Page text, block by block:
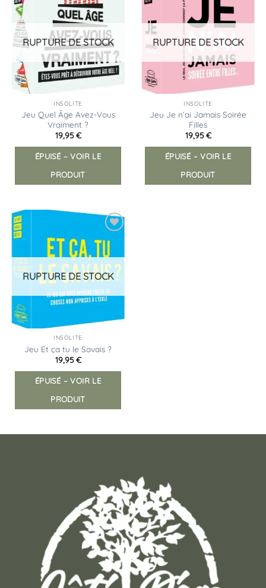
Ajouter
à la
liste
d’envies
RUPTURE DE STOCK
INSOLITE
Jeu Quel Âge Avez-Vous
Vraiment ?
19,95€
ÉPUISÉ – VOIR LE
PRODUIT
Ajouter
à la
liste
d’envies
RUPTURE DE STOCK
INSOLITE
Jeu Je n’ai Jamais Soirée
Filles
19,95€
ÉPUISÉ – VOIR LE
PRODUIT
Ajouter
liste
d’envies
RUPTURE DE STOCK
INSOLITE
Jeu Et ça tu le Savais ?
19,95€
ÉPUISÉ – VOIR LE
PRODUIT